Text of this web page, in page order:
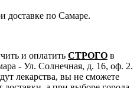
доставке по Самаре.
и оплатить СТРОГО в
- Ул. Солнечная, д. 16, оф. 2.
лекарства, вы не сможете